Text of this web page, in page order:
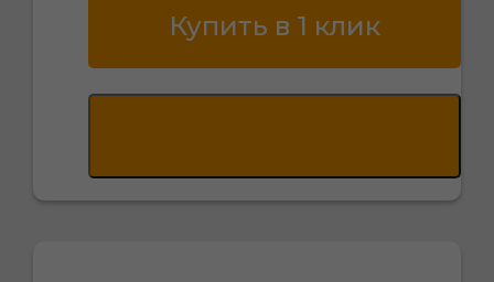
Купить в 1 клик